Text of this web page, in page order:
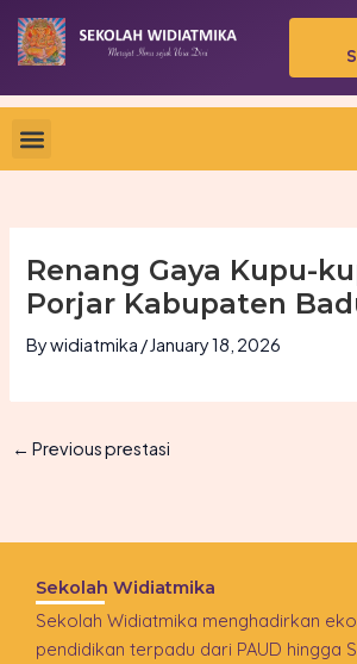
Skip
content
Renang Gaya Kupu-
Porjar Kabupaten
Bywidiatmika /January 18, 2026
← Previous prestasi
Sekolah Widiatmika
Sekolah Widiatmika menghadirkan
pendidikan terpadu dari PAUD hingga